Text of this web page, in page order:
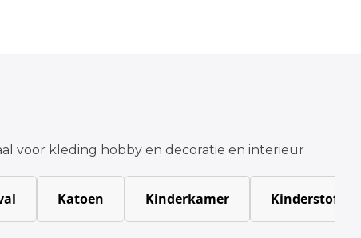
voor kleding hobby en decoratie en interieur
Katoen Kinderkamer Kinderstoffen